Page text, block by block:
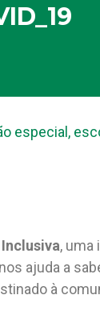
especial,
, uma
ajuda a
à